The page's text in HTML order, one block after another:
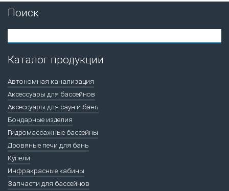
Поиск
Каталог продукции
Автономная канализация
Аксессуары для бассейнов
Аксессуары для саун и бань
Бондарные изделия
Гидромассажные бассейны
Дровяные печи для бань
Купели
Инфракрасные кабины
Запчасти для бассейнов